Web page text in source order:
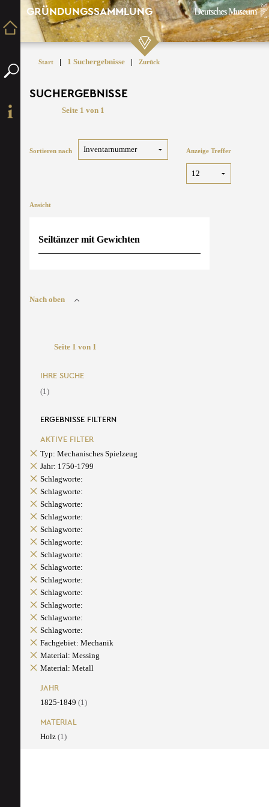
GRÜNDUNGSSAMMLUNG
Start | 1 Suchergebnisse | Zurück
SUCHERGEBNISSE
Seite 1 von 1
Sortieren nach Anzeige Treffer
Ansicht
Seiltänzer mit Gewichten
Nach oben
Seite 1 von 1
IHRE SUCHE
(1)
ERGEBNISSE FILTERN
AKTIVE FILTER
Typ: Mechanisches Spielzeug
Jahr: 1750-1799
Schlagworte:
Schlagworte:
Schlagworte:
Schlagworte:
Schlagworte:
Schlagworte:
Schlagworte:
Schlagworte:
Schlagworte:
Schlagworte:
Schlagworte:
Schlagworte:
Schlagworte:
Fachgebiet: Mechanik
Material: Messing
Material: Metall
JAHR
1825-1849 (1)
MATERIAL
Holz (1)